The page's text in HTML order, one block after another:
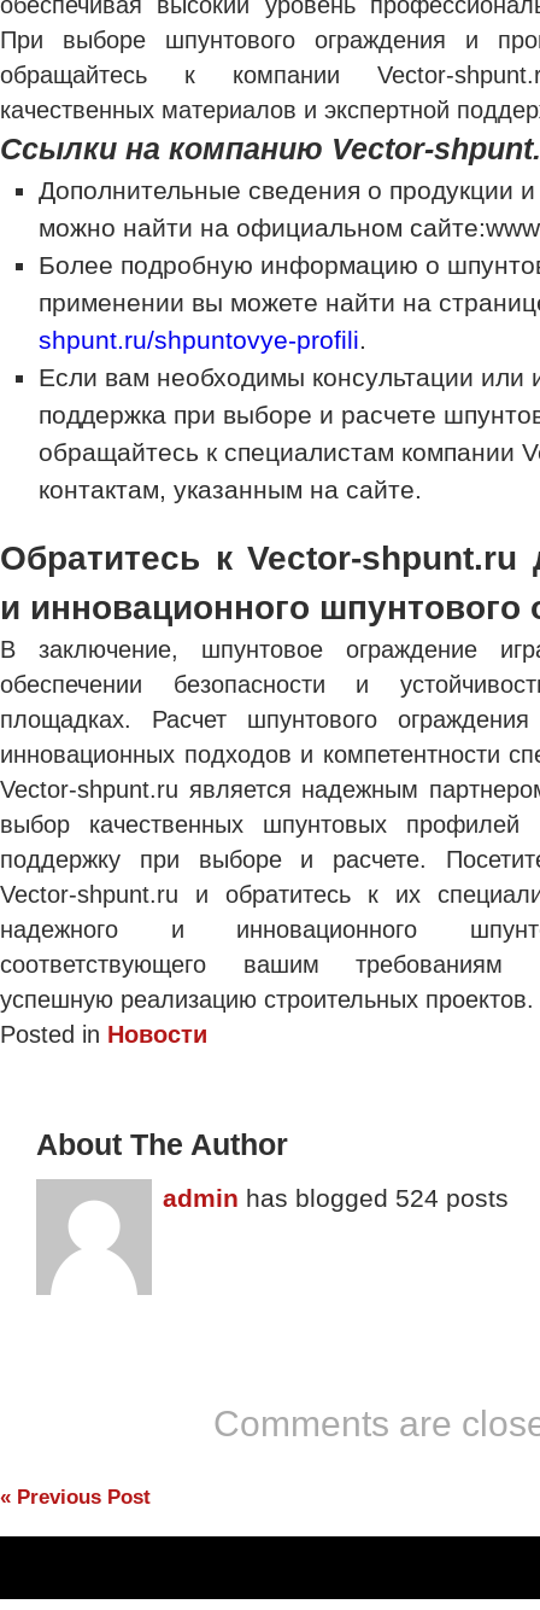
При выборе шпунтового ограждения и
обращайтесь к компании Vector-
качественных материалов и экспертной
Ссылки на компанию Vector-
Дополнительные сведения о продукции и
можно найти на официальном
Более подробную информацию о
применении вы можете найти на
shpunt.ru/shpuntovye-profili.
Если вам необходимы консультации или
поддержка при выборе и расчете
обращайтесь к специалистам компании
контактам, указанным на сайте.
Обратитесь к Vector-shpunt.ru
и инновационного шпунтового
В заключение, шпунтовое ограждение
обеспечении безопасности и
площадках. Расчет шпунтового
инновационных подходов и компетентности
Vector-shpunt.ru является надежным
выбор качественных шпунтовых профилей
поддержку при выборе и расчете.
Vector-shpunt.ru и обратитесь к их
надежного и инновационного
соответствующего вашим требованиям
успешную реализацию строительных проектов.
Posted in Новости
About The Author
admin has blogged 524 posts
Comments are
« Previous Post